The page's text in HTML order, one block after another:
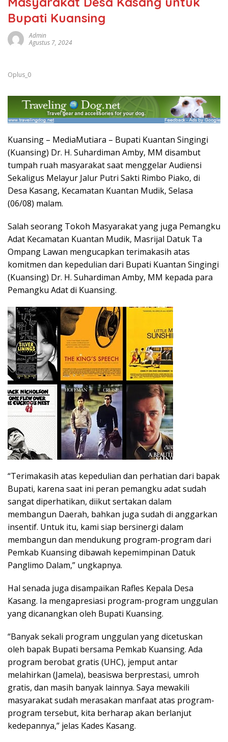
Bupati Kuansing
Admin
Agustus 7, 2024
Oplus_0
Kuansing – MediaMutiara – Bupati Kuantan Singingi
(Kuansing) Dr. H. Suhardiman Amby, MM disambut
tumpah ruah masyarakat saat menggelar Audiensi
Sekaligus Melayur Jalur Putri Sakti Rimbo Piako, di
Desa Kasang, Kecamatan Kuantan Mudik, Selasa
(06/08) malam.
Salah seorang Tokoh Masyarakat yang juga Pemangku
Adat Kecamatan Kuantan Mudik, Masrijal Datuk Ta
Ompang Lawan mengucapkan terimakasih atas
komitmen dan kepedulian dari Bupati Kuantan Singingi
(Kuansing) Dr. H. Suhardiman Amby, MM kepada para
Pemangku Adat di Kuansing.
“Terimakasih atas kepedulian dan perhatian dari bapak
Bupati, karena saat ini peran pemangku adat sudah
sangat diperhatikan, diikut sertakan dalam
membangun Daerah, bahkan juga sudah di anggarkan
insentif. Untuk itu, kami siap bersinergi dalam
membangun dan mendukung program-program dari
Pemkab Kuansing dibawah kepemimpinan Datuk
Panglimo Dalam,” ungkapnya.
Hal senada juga disampaikan Rafles Kepala Desa
Kasang. Ia mengapresiasi program-program unggulan
yang dicanangkan oleh Bupati Kuansing.
“Banyak sekali program unggulan yang dicetuskan
oleh bapak Bupati bersama Pemkab Kuansing. Ada
program berobat gratis (UHC), jemput antar
melahirkan (Jamela), beasiswa berprestasi, umroh
gratis, dan masih banyak lainnya. Saya mewakili
masyarakat sudah merasakan manfaat atas program-
program tersebut, kita berharap akan berlanjut
kedepannya,” jelas Kades Kasang.